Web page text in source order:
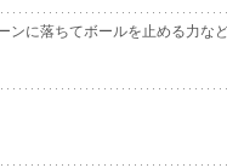
に落ちてボールを止める力など